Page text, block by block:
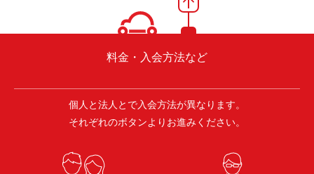
料金・入会方法など
個人と法人とで入会方法が異なります。
それぞれのボタンよりお進みください。